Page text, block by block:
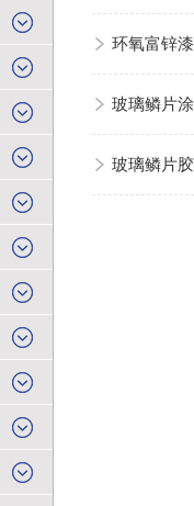
环氧富锌
玻璃鳞片
玻璃鳞片